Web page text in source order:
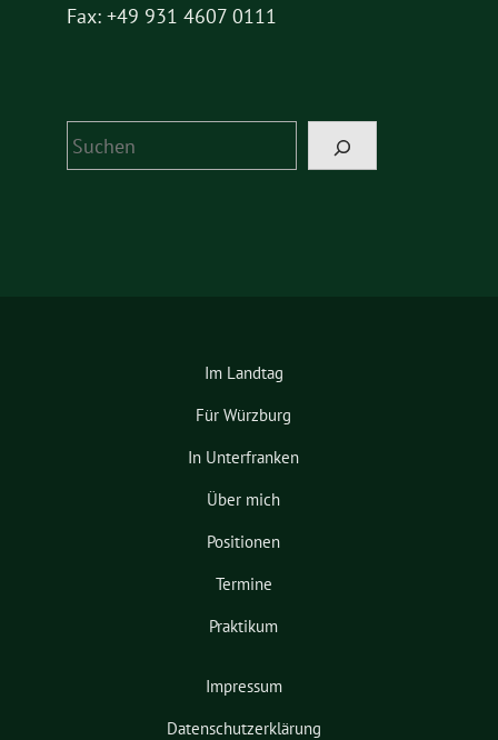
Fax: +49 931 4607 0111
Suchen
Im Landtag
Für Würzburg
In Unterfranken
Über mich
Positionen
Termine
Praktikum
Impressum
Datenschutzerklärung